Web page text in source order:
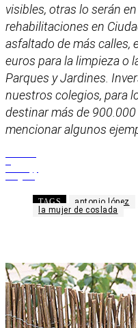
visibles, otras lo serán
rehabilitaciones en
asfaltado de más calles,
euros para la limpieza o
Parques y Jardines.
nuestros colegios, para
destinar más de
mencionar algunos
TAGS antonio lópez
la mujer de coslada